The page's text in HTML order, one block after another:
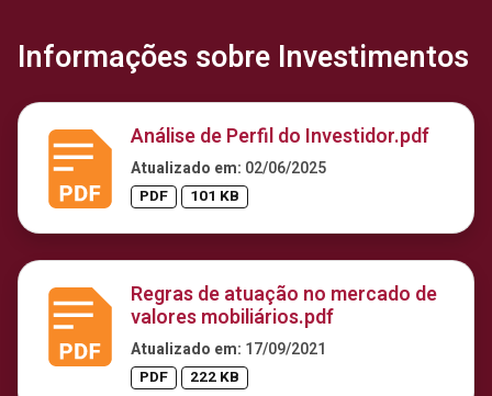
Informações sobre Investimentos
Análise de Perfil do Investidor.pdf
Atualizado em: 02/06/2025
PDF 101 KB
Regras de atuação no mercado de
valores mobiliários.pdf
Atualizado em: 17/09/2021
PDF 222 KB